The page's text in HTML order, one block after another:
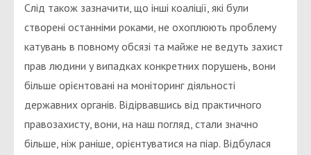
Слід також зазначити, що інші коаліції, які були
створені останніми роками, не охоплюють проблему
катувань в повному обсязі та майже не ведуть захист
прав людини у випадках конкретних порушень, вони
більше орієнтовані на моніторинг діяльності
державних органів. Відірвавшись від практичного
правозахисту, вони, на наш погляд, стали значно
більше, ніж раніше, орієнтуватися на піар. Відбулася